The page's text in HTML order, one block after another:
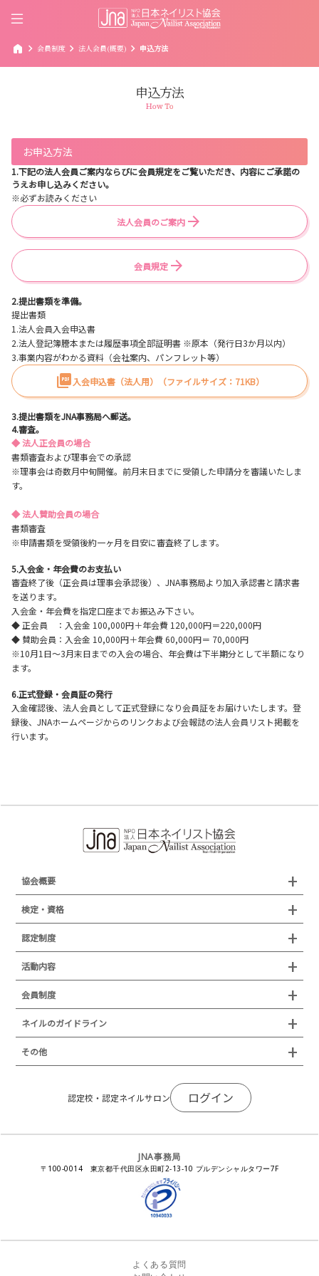
home chevron_right 会員制度 chevron_right 法人会員(概要) chevron_right 申込方法
申込方法
How To
お申込方法
1.下記の法人会員ご案内ならびに会員規定をご覧いただき、内容にご承諾の
うえお申し込みください。
※必ずお読みください
法人会員のご案内
会員規定
2.提出書類を準備。
提出書類
1.法人会員入会申込書
2.法人登記簿謄本または履歴事項全部証明書 ※原本（発行日3か月以内）
3.事業内容がわかる資料（会社案内、パンフレット等）
入会申込書（法人用）（ファイルサイズ：71KB）
3.提出書類をJNA事務局へ郵送。
4.審査。
◆ 法人正会員の場合
書類審査および理事会での承認
※理事会は奇数月中旬開催。前月末日までに受領した申請分を審議いたしま
す。
◆ 法人賛助会員の場合
書類審査
※申請書類を受領後約一ヶ月を目安に審査終了します。
5.入会金・年会費のお支払い
審査終了後（正会員は理事会承認後）、JNA事務局より加入承認書と請求書
を送ります。
入会金・年会費を指定口座までお振込み下さい。
◆ 正会員 ：入会金 100,000円＋年会費 120,000円＝220,000円
◆ 賛助会員：入会金 10,000円＋年会費 60,000円＝ 70,000円
※10月1日～3月末日までの入会の場合、年会費は下半期分として半額になり
ます。
6.正式登録・会員証の発行
入金確認後、法人会員として正式登録になり会員証をお届けいたします。登
録後、JNAホームページからのリンクおよび会報誌の法人会員リスト掲載を
行います。
協会概要
組織概要
所在地
プレスリリース
叙勲・褒章・受賞・表彰
通常総会について
検定・資格
検定試験
JNAフットケア理論検定試験
ネイリスト技能検定試験（JNEC主催）
JNAネイリスト技能検定国際試験
JNAネイリストキャリアパス講習会
JNAオフィシャル教材
認定制度
認定制度
認定校
活動内容
ネイルエキスポ
ネイルオブザイヤー
全日本ネイリスト選手権・地区大会
11月ネイル月間
セミナー
セミナー
JNAスーパーライブ
ネイルサロン衛生管理士講習会
JNAネイルサロン等化学物質管理講習会
ネイルサロン向けセミナー
ネイルトレンド
ネイルトレンド
トレンドプロジェクトメンバー
会員制度
会員制度
法人会員
ネイルのガイドライン
新型コロナ感染症関連
コンプライアンス／法令遵守
瞬間接着剤の使用について
EUにおけるTPO成分を含む化粧品の市場提供禁止について
景品表示法に基づく措置命令について
その他
サポートネイルサロン制度
教材・書籍・刊行物
認定校・認定ネイルサロン ログイン
JNA事務局
〒100-0014 東京都千代田区永田町2-13-10 プルデンシャルタワー7F
よくある質問